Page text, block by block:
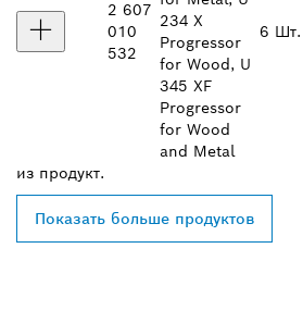
2 607
010
532
234 X
Progressor
for Wood, U
345 XF
Progressor
for Wood
and Metal
6 Шт.
из продукт.
Показать больше продуктов